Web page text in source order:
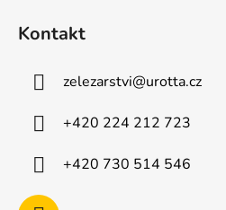
Kontakt
zelezarstvi@urotta.cz
+420 224 212 723
+420 730 514 546